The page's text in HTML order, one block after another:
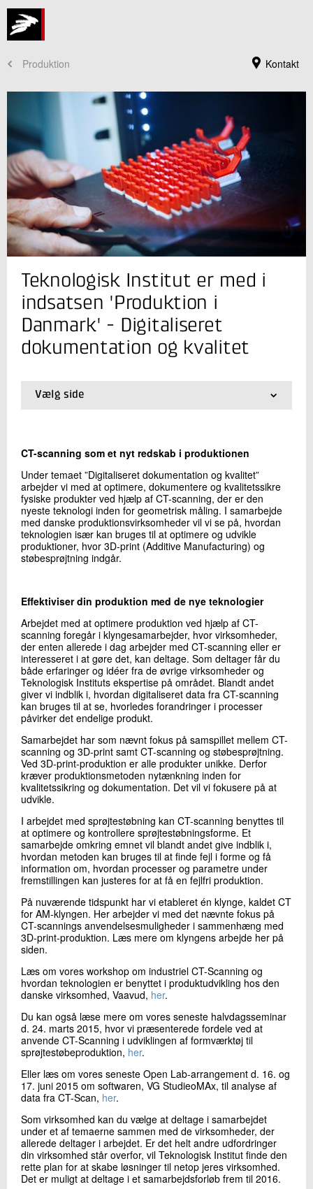
Kontakt
Produktion
Jeg er din kontaktperson
Anne-Lise Høg Lejre
Direktør
Produktion og Fødevarer
+45 72 20 31 16
Send e-mail
Skriv til mig
Send
Teknologisk Institut er med i
indsatsen 'Produktion i
Danmark' - Digitaliseret
dokumentation og kvalitet
Vælg side
01.Forside
04.AMP-klyngen
05.Digitalisering og automatisering
06.Digitaliseret dokumentation og kvalitet
07. CT for AM-klyngen
CT-scanning som et nyt redskab i produktionen
Under temaet ”Digitaliseret dokumentation og kvalitet”
arbejder vi med at optimere, dokumentere og kvalitetssikre
fysiske produkter ved hjælp af CT-scanning, der er den
nyeste teknologi inden for geometrisk måling. I samarbejde
med danske produktionsvirksomheder vil vi se på, hvordan
teknologien især kan bruges til at optimere og udvikle
produktioner, hvor 3D-print (Additive Manufacturing) og
støbesprøjtning indgår.
Effektiviser din produktion med de nye teknologier
Arbejdet med at optimere produktion ved hjælp af CT-
scanning foregår i klyngesamarbejder, hvor virksomheder,
der enten allerede i dag arbejder med CT-scanning eller er
interesseret i at gøre det, kan deltage. Som deltager får du
både erfaringer og idéer fra de øvrige virksomheder og
Teknologisk Instituts ekspertise på området. Blandt andet
giver vi indblik i, hvordan digitaliseret data fra CT-scanning
kan bruges til at se, hvorledes forandringer i processer
påvirker det endelige produkt.
Samarbejdet har som nævnt fokus på samspillet mellem CT-
scanning og 3D-print samt CT-scanning og støbesprøjtning.
Ved 3D-print-produktion er alle produkter unikke. Derfor
kræver produktionsmetoden nytænkning inden for
kvalitetssikring og dokumentation. Det vil vi fokusere på at
udvikle.
I arbejdet med sprøjtestøbning kan CT-scanning benyttes til
at optimere og kontrollere sprøjtestøbningsforme. Et
samarbejde omkring emnet vil blandt andet give indblik i,
hvordan metoden kan bruges til at finde fejl i forme og få
information om, hvordan processer og parametre under
fremstillingen kan justeres for at få en fejlfri produktion.
På nuværende tidspunkt har vi etableret én klynge, kaldet CT
for AM-klyngen. Her arbejder vi med det nævnte fokus på
CT-scannings anvendelsesmuligheder i sammenhæng med
3D-print-produktion. Læs mere om klyngens arbejde her på
siden.
Læs om vores workshop om industriel CT-Scanning og
hvordan teknologien er benyttet i produktudvikling hos den
danske virksomhed, Vaavud, her.
Du kan også læse mere om vores seneste halvdagsseminar
d. 24. marts 2015, hvor vi præsenterede fordele ved at
anvende CT-Scanning i udviklingen af formværktøj til
sprøjtestøbeproduktion, her.
Eller læs om vores seneste Open Lab-arrangement d. 16. og
17. juni 2015 om softwaren, VG StudieoMAx, til analyse af
data fra CT-Scan, her.
Som virksomhed kan du vælge at deltage i samarbejdet
under et af temaerne sammen med de virksomheder, der
allerede deltager i arbejdet. Er det helt andre udfordringer
din virksomhed står overfor, vil Teknologisk Institut finde den
rette plan for at skabe løsninger til netop jeres virksomhed.
Det er muligt at deltage i et samarbejdsforløb frem til 2016.